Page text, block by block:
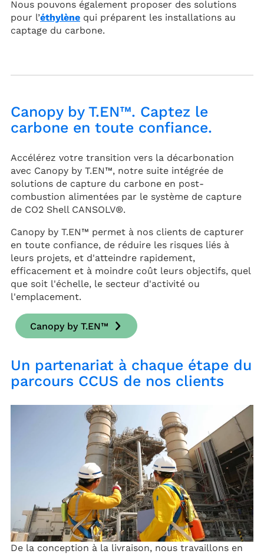
Nous pouvons également proposer des solutions
pour l’éthylène qui préparent les installations au
captage du carbone.
Canopy by T.EN™. Captez le
carbone en toute confiance.
Accélérez votre transition vers la décarbonation
avec Canopy by T.EN™, notre suite intégrée de
solutions de capture du carbone en post-
combustion alimentées par le système de capture
de CO2 Shell CANSOLV®.
Canopy by T.EN™ permet à nos clients de capturer
en toute confiance, de réduire les risques liés à
leurs projets, et d'atteindre rapidement,
efficacement et à moindre coût leurs objectifs, quel
que soit l'échelle, le secteur d'activité ou
l'emplacement.
Canopy by T.EN™
Un partenariat à chaque étape du
parcours CCUS de nos clients
De la conception à la livraison, nous travaillons en